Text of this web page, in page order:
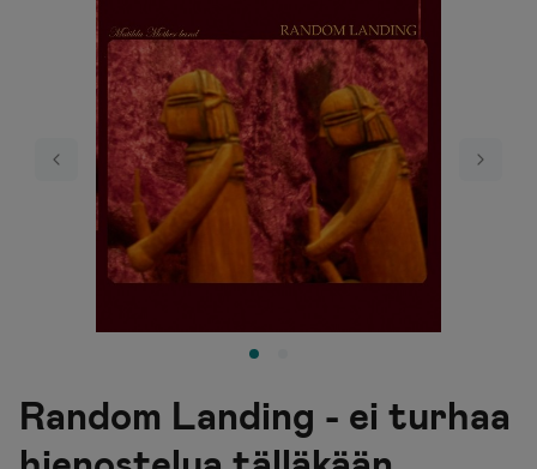
Previous Next
Random Landing - ei turhaa